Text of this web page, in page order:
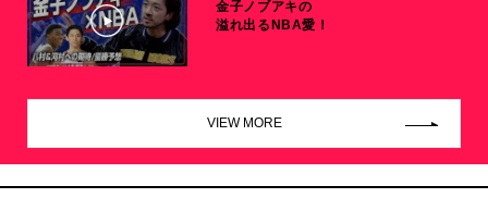
金子ノブアキの
溢れ出るNBA愛！
VIEW MORE